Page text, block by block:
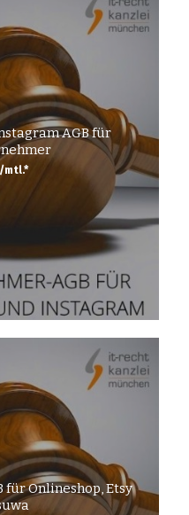
AGB für
/mtl.*
Onlineshop, Etsy